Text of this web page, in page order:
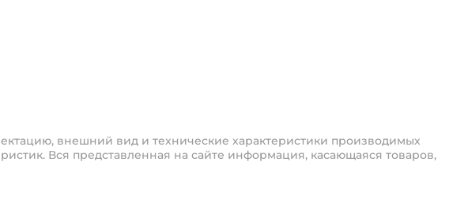
внешний вид и технические характеристики производимых
Вся представленная на сайте информация, касающаяся товаров,